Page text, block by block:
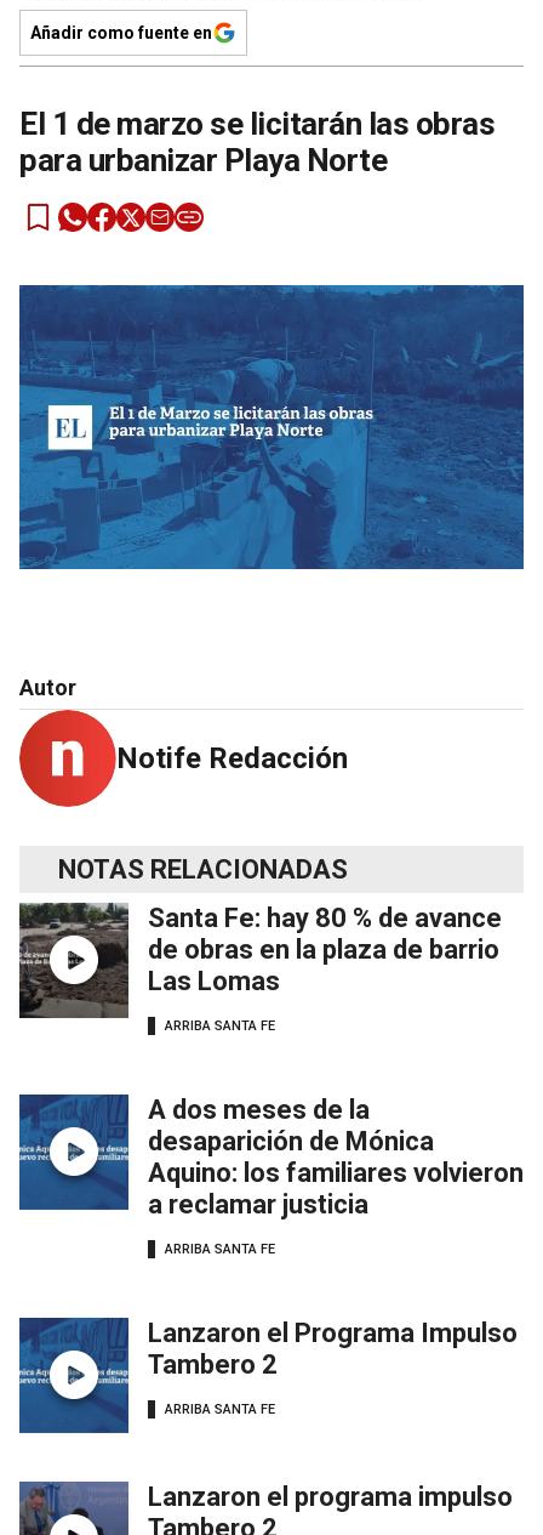
Añadir como fuente en
El 1 de marzo se licitarán las obras
para urbanizar Playa Norte
Autor
Notife Redacción
NOTAS RELACIONADAS
Santa Fe: hay 80 % de avance
de obras en la plaza de barrio
Las Lomas
ARRIBA SANTA FE
A dos meses de la
desaparición de Mónica
Aquino: los familiares volvieron
a reclamar justicia
ARRIBA SANTA FE
Lanzaron el Programa Impulso
Tambero 2
ARRIBA SANTA FE
Lanzaron el programa impulso
Tambero 2